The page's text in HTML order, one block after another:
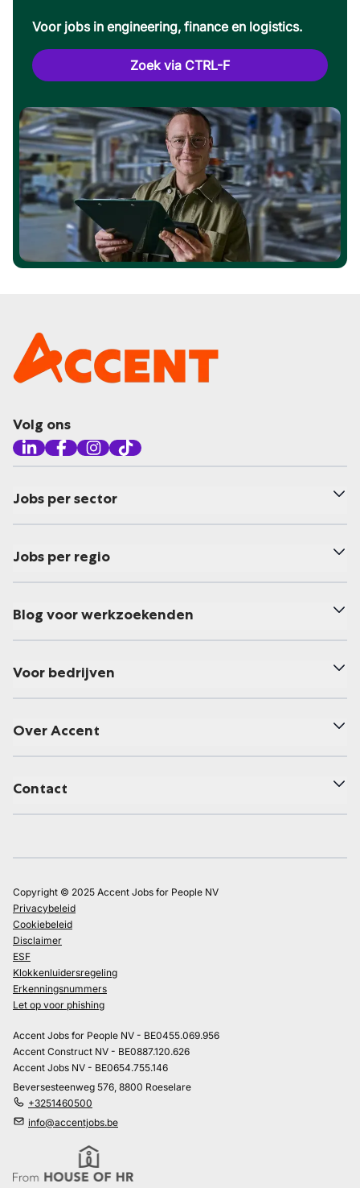
Voor jobs in engineering, finance en logistics.
Zoek via CTRL-F
Volg ons
Jobs per sector
Jobs per regio
Blog voor werkzoekenden
Voor bedrijven
Over Accent
Contact
Copyright © 2025 Accent Jobs for People NV
Privacybeleid
Cookiebeleid
Disclaimer
ESF
Klokkenluidersregeling
Erkenningsnummers
Let op voor phishing
Accent Jobs for People NV - BE0455.069.956
Accent Construct NV - BE0887.120.626
Accent Jobs NV - BE0654.755.146
Beversesteenweg 576, 8800 Roeselare
+3251460500
info@accentjobs.be